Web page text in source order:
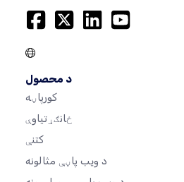
د محصول
کورپاڼه
ځانګړتیاوې
کتنې
د ویب پاڼې مثالونه